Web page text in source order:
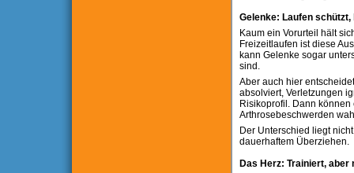
Gelenke: Laufen
Kaum ein Vorurteil hält
Freizeitlaufen ist diese
kann Gelenke sogar
sind.
Aber auch hier
absolviert, Verletzungen
Risikoprofil. Dann
Arthrosebeschwerden
Der Unterschied liegt
dauerhaftem Überziehen.
Das Herz: Trainiert,